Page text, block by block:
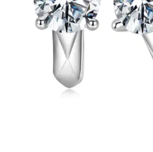
semipretioase
Bijuterii argint placat cu aur
Bijuterii argint cu diverse
Bijuterii argint cu murano
Bijuterii de Lux
Bijuterii gotice si rock
Bijuterii Handmade
Bijuterii fantezie
Casete si cutii de bijuterii